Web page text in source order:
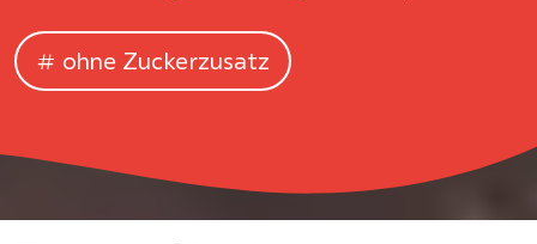
ohne Zuckerzusatz